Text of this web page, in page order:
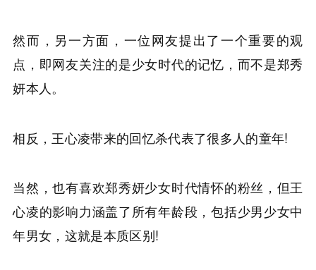
然而，另一方面，一位网友提出了一个重要的观
点，即网友关注的是少女时代的记忆，而不是郑秀
妍本人。
相反，王心凌带来的回忆杀代表了很多人的童年!
当然，也有喜欢郑秀妍少女时代情怀的粉丝，但王
心凌的影响力涵盖了所有年龄段，包括少男少女中
年男女，这就是本质区别!